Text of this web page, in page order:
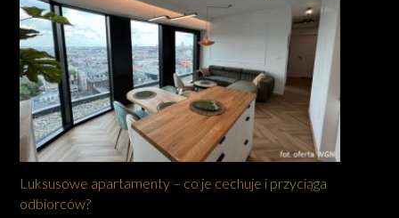
Luksusowe apartamenty – co je cechuje i przyciąga
odbiorców?